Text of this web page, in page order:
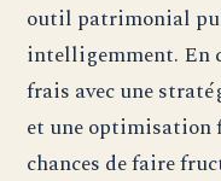
outil patrimonial
intelligemment. En
frais avec une
et une optimisation
chances de faire